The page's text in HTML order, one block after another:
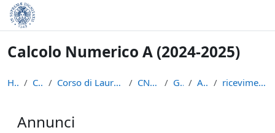
Skip to main content
Calcolo Numerico A (2024-2025)
Home Courses Corso di Laurea in Informatica (L-31) CN-A ( 24-25) General Annunci ricevimenyto speciale 2/5
Annunci